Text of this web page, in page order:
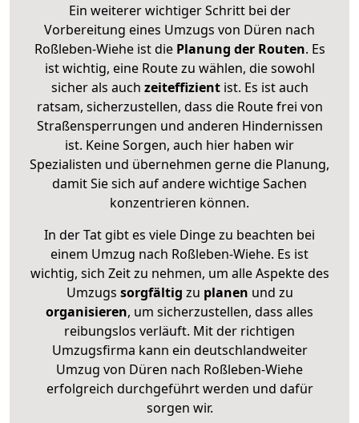
Ein weiterer wichtiger Schritt bei der
Vorbereitung eines Umzugs von Düren nach
Roßleben-Wiehe ist diePlanung der Routen. Es
ist wichtig, eine Route zu wählen, die sowohl
sicher als auch zeiteffizientist. Es ist auch
ratsam, sicherzustellen, dass die Route frei von
Straßensperrungen und anderen Hindernissen
ist. Keine Sorgen, auch hier haben wir
Spezialisten und übernehmen gerne die Planung,
damit Sie sich auf andere wichtige Sachen
konzentrieren können.
In der Tat gibt es viele Dinge zu beachten bei
einem Umzug nach Roßleben-Wiehe. Es ist
wichtig, sich Zeit zu nehmen, um alle Aspekte des
Umzugs sorgfältig zu planen und zu
organisieren, um sicherzustellen, dass alles
reibungslos verläuft. Mit der richtigen
Umzugsfirma kann ein deutschlandweiter
Umzug von Düren nach Roßleben-Wiehe
erfolgreich durchgeführt werden und dafür
sorgen wir.